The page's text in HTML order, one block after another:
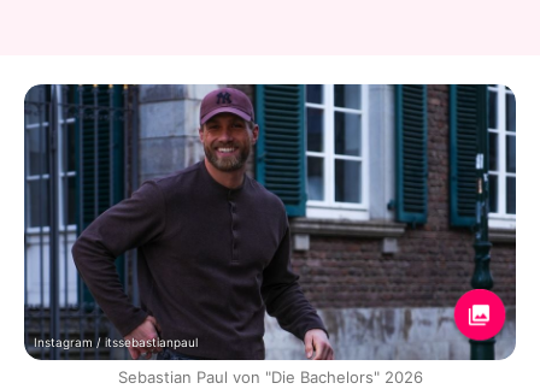
Instagram / itssebastianpaul
Sebastian Paul von "Die Bachelors" 2026